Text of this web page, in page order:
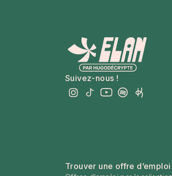
Suivez-nous !
Trouver une offre d’emploi